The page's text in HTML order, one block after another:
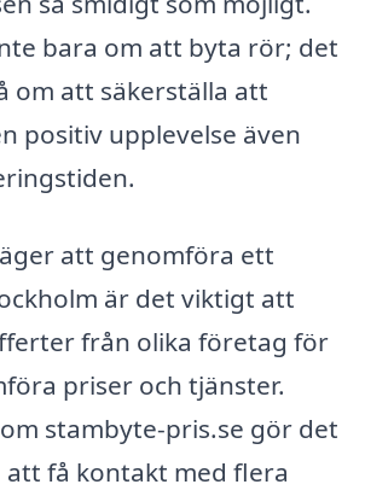
bara om att byta rör; det
om att säkerställa att
positiv upplevelse även
att genomföra ett
är det viktigt att
från olika företag för
priser och tjänster.
stambyte-pris.se gör det
få kontakt med flera